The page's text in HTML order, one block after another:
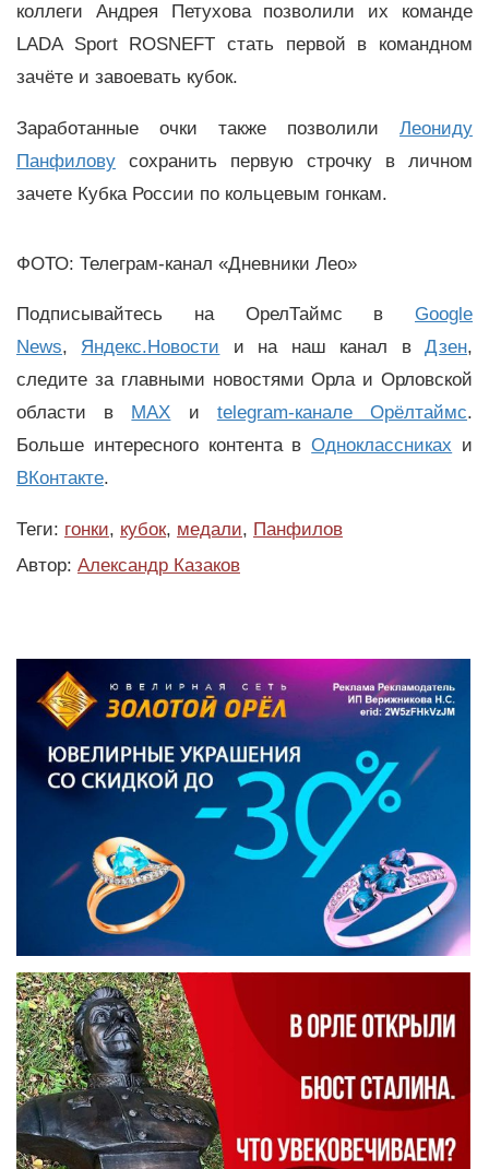
коллеги Андрея Петухова позволили их команде
LADA Sport ROSNEFT стать первой в командном
зачёте и завоевать кубок.
Заработанные очки также позволили Леониду
Панфилову сохранить первую строчку в личном
зачете Кубка России по кольцевым гонкам.
ФОТО: Телеграм-канал «Дневники Лео»
Подписывайтесь на ОрелТаймс в Google
News, Яндекс.Новости и на наш канал вДзен,
следите за главными новостями Орла и Орловской
области в MAX и telegram-канале Орёлтаймс.
Больше интересного контента вОдноклассниках и
ВКонтакте.
Теги: гонки, кубок, медали, Панфилов
Автор: Александр Казаков